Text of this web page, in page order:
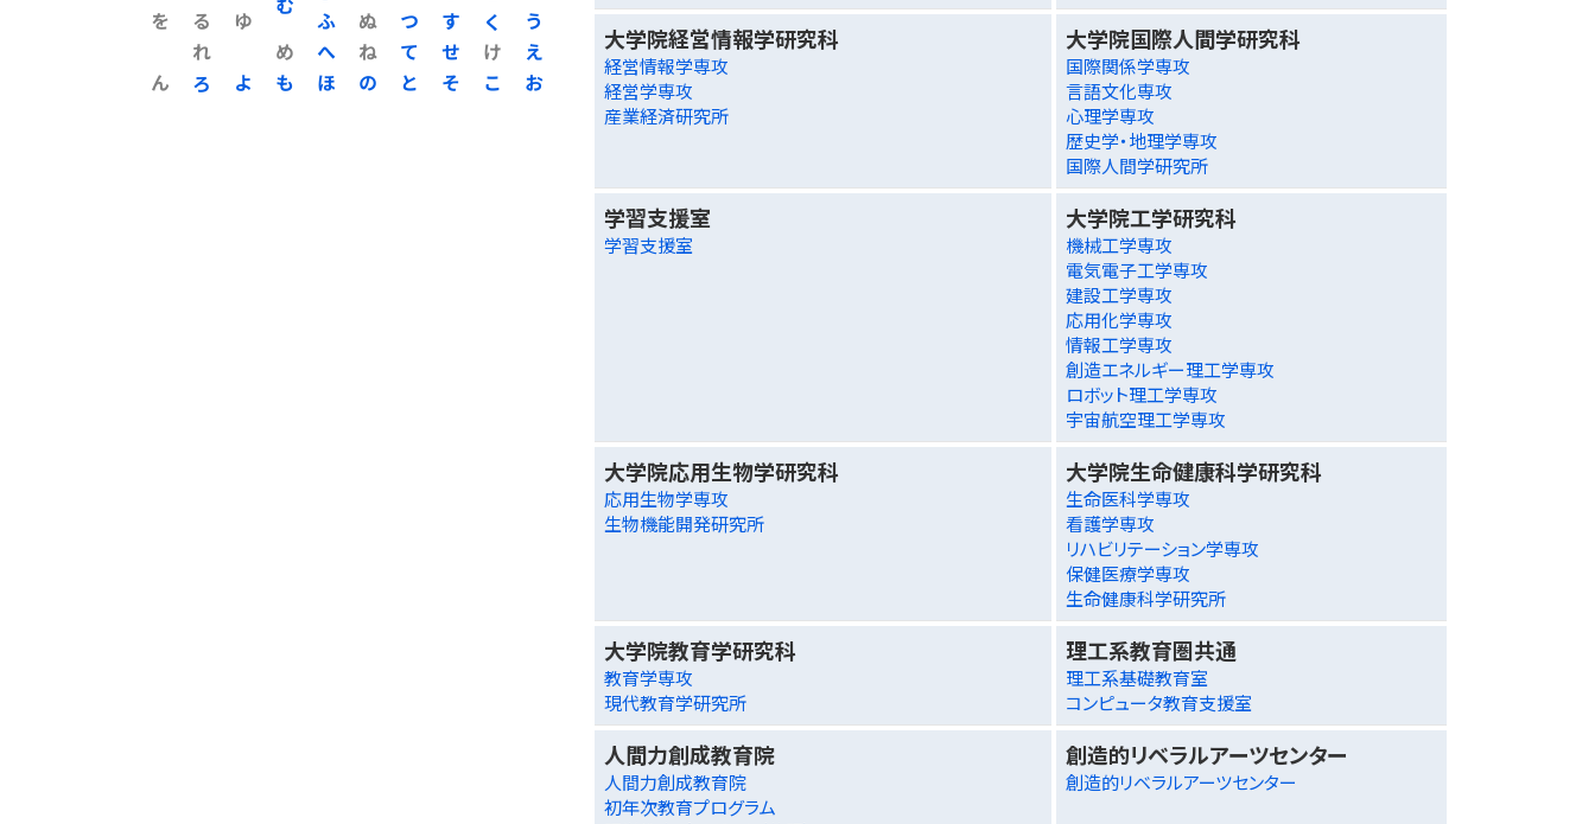
う
え
お
く
け
こ
す
せ
そ
つ
て
と
ぬ
ね
の
ふ
へ
ほ
む
め
も
ゆ
よ
る
れ
ろ
を
ん
大学院経営情報学研究科
経営情報学専攻
経営学専攻
産業経済研究所
大学院国際人間学研究科
国際関係学専攻
言語文化専攻
心理学専攻
歴史学・地理学専攻
国際人間学研究所
学習支援室
学習支援室
大学院工学研究科
機械工学専攻
電気電子工学専攻
建設工学専攻
応用化学専攻
情報工学専攻
創造エネルギー理工学専攻
ロボット理工学専攻
宇宙航空理工学専攻
大学院応用生物学研究科
応用生物学専攻
生物機能開発研究所
大学院生命健康科学研究科
生命医科学専攻
看護学専攻
リハビリテーション学専攻
保健医療学専攻
生命健康科学研究所
大学院教育学研究科
教育学専攻
現代教育学研究所
理工系教育圏共通
理工系基礎教育室
コンピュータ教育支援室
人間力創成教育院
人間力創成教育院
初年次教育プログラム
創造的リベラルアーツセンター
創造的リベラルアーツセンター